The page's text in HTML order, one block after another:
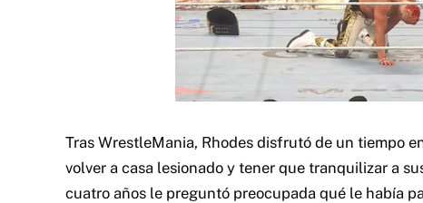
Tras WrestleMania, Rhodes disfrutó de un tiempo
volver a casa lesionado y tener que tranquilizar a
cuatro años le preguntó preocupada qué le había